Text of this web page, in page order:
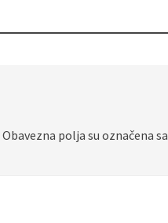
Obavezna polja su označena sa